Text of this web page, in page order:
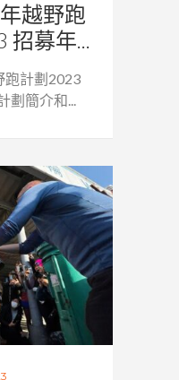
越野跑
招募年...
跑計劃2023
劃簡介和...